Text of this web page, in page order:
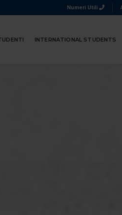
Numeri Utili
INTERNATIONAL STUDENTS